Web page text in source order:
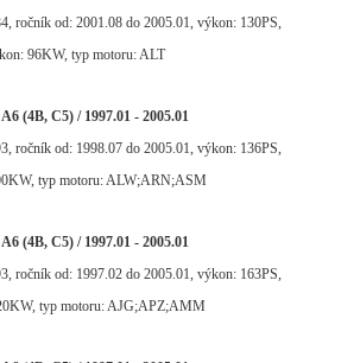
ročník od: 2001.08 do 2005.01, výkon: 130PS,
96KW, typ motoru: ALT
(4B, C5) / 1997.01 - 2005.01
ročník od: 1998.07 do 2005.01, výkon: 136PS,
typ motoru: ALW;ARN;ASM
(4B, C5) / 1997.01 - 2005.01
ročník od: 1997.02 do 2005.01, výkon: 163PS,
typ motoru: AJG;APZ;AMM